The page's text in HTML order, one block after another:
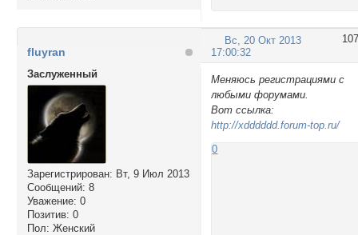
107
Вс, 20 Окт 2013
17:00:32
fluyran
Заслуженный
Зарегистрирован: Вт, 9 Июл 2013
Сообщений: 8
Уважение: 0
Позитив: 0
Пол: Женский
Меняюсь регистрациями с
любыми форумами.
Вот ссылка:
http://xdddddd.forum-top.ru/
0